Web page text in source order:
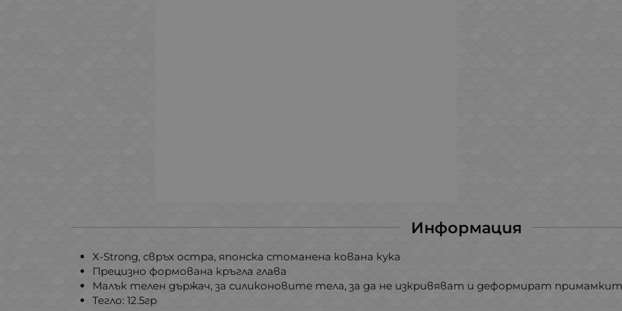
Информация
X-Strong, свръх остра, японска стоманена кована кука
Прецизно формована кръгла глава
Малък телен държач, за силиконовите тела, за да не изкривяват и деформират
Тегло: 12.5гр